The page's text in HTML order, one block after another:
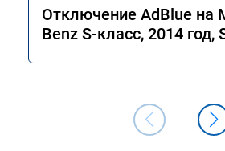
Отключение AdBlue на
Benz S-класс, 2014 год,